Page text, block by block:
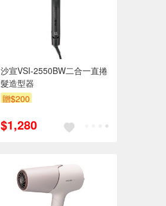
沙宣VSI-2550BW二合一直捲
髮造型器
贈$200
$1,280